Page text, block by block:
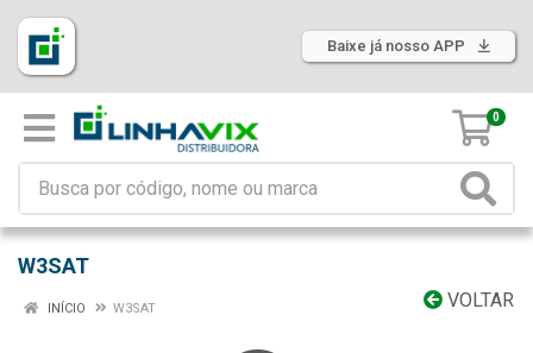
Baixe já nosso APP
0
W3SAT
VOLTAR
INÍCIO W3SAT